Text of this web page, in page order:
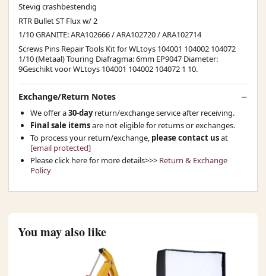
Stevig crashbestendig
RTR Bullet ST Flux w/ 2
1/10 GRANITE: ARA102666 / ARA102720 / ARA102714
Screws Pins Repair Tools Kit for WLtoys 104001 104002 104072
1/10 (Metaal) Touring Diafragma: 6mm EP9047 Diameter:
9Geschikt voor WLtoys 104001 104002 104072 1 10.
Exchange/Return Notes
We offer a30-dayreturn/exchange service after receiving.
Final sale itemsare not eligible for returns or exchanges.
To process your return/exchange, please contact usat
[email protected]
Please click here for more details>>> Return & Exchange
Policy
You may also like